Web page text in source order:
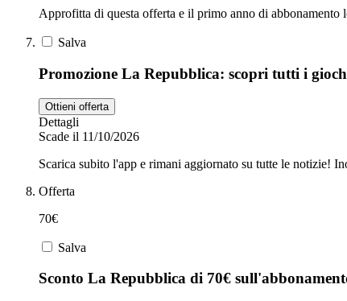
Approfitta di questa offerta e il primo anno di abbonamento
Salva
Promozione La Repubblica: scopri tutti i
Ottieni offerta
Dettagli
Scade il 11/10/2026
Scarica subito l'app e rimani aggiornato su tutte le notizie!
Offerta
70€
Salva
Sconto La Repubblica di 70€